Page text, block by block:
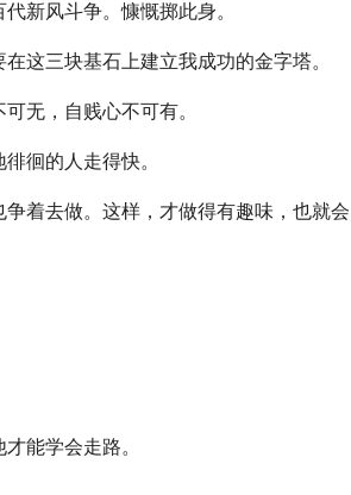
新风斗争。慷慨掷此身。
三块基石上建立我成功的金字塔。
无，自贱心不可有。
徊的人走得快。
着去做。这样，才做得有趣味，也就会
能学会走路。